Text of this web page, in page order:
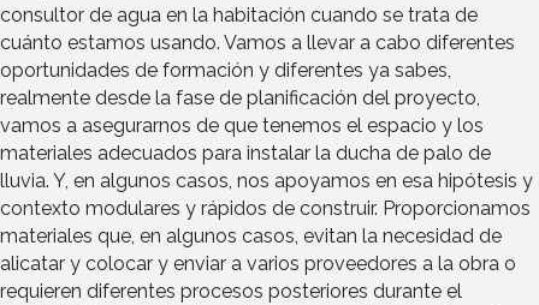
consultor de agua en la habitación cuando se trata de
cuánto estamos usando. Vamos a llevar a cabo diferentes
oportunidades de formación y diferentes ya sabes,
realmente desde la fase de planificación del proyecto,
vamos a asegurarnos de que tenemos el espacio y los
materiales adecuados para instalar la ducha de palo de
lluvia. Y, en algunos casos, nos apoyamos en esa hipótesis y
contexto modulares y rápidos de construir. Proporcionamos
materiales que, en algunos casos, evitan la necesidad de
alicatar y colocar y enviar a varios proveedores a la obra o
requieren diferentes procesos posteriores durante el